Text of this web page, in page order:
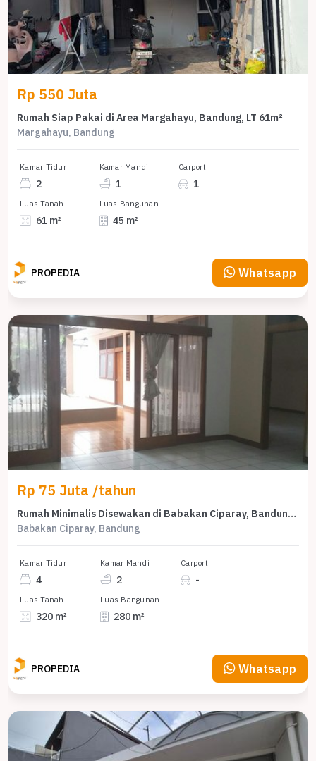
Rp 550 Juta
Rumah Siap Pakai di Area Margahayu, Bandung, LT 61m²
Margahayu, Bandung
Kamar Tidur
2
Kamar Mandi
1
Carport
1
Luas Tanah
61 m²
Luas Bangunan
45 m²
PROPEDIA Whatsapp
Rp 75 Juta /tahun
Rumah Minimalis Disewakan di Babakan Ciparay, Bandung, Harga Ekonomis
Babakan Ciparay, Bandung
Kamar Tidur
4
Kamar Mandi
2
Carport
-
Luas Tanah
320 m²
Luas Bangunan
280 m²
PROPEDIA Whatsapp